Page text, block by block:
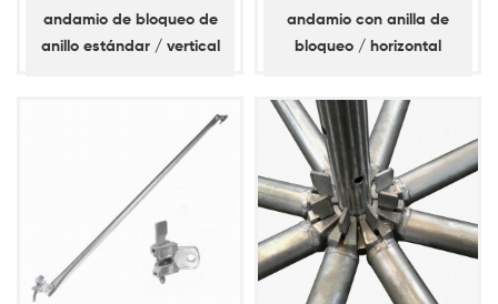
andamio de bloqueo de
anillo estándar / vertical
andamio con anilla de
bloqueo / horizontal